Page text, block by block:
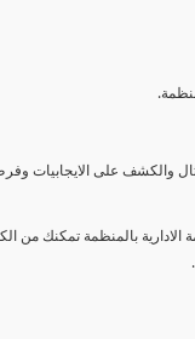
والكشف على الايجابيات
الادارية بالمنظمة تمكنك